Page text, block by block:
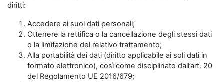
diritti:
Accedere ai suoi dati personali;
Ottenere la rettifica o la cancellazione degli stessi dati
o la limitazione del relativo trattamento;
Alla portabilità dei dati (diritto applicabile ai soli dati in
formato elettronico), così come disciplinato dall’art. 20
del Regolamento UE 2016/679;